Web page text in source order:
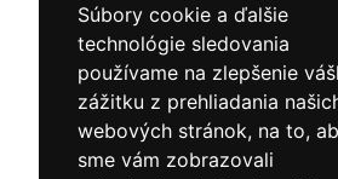
Súbory cookie a ďalšie
technológie sledovania
používame na zlepšenie
zážitku z prehliadania
webových stránok, na to,
sme vám zobrazovali
Zváracie horáky
Zváracie masky
Zváracie káble
Zváracie
CNC rezacie stroje
Elektródy
Predohrev / Žíhanie